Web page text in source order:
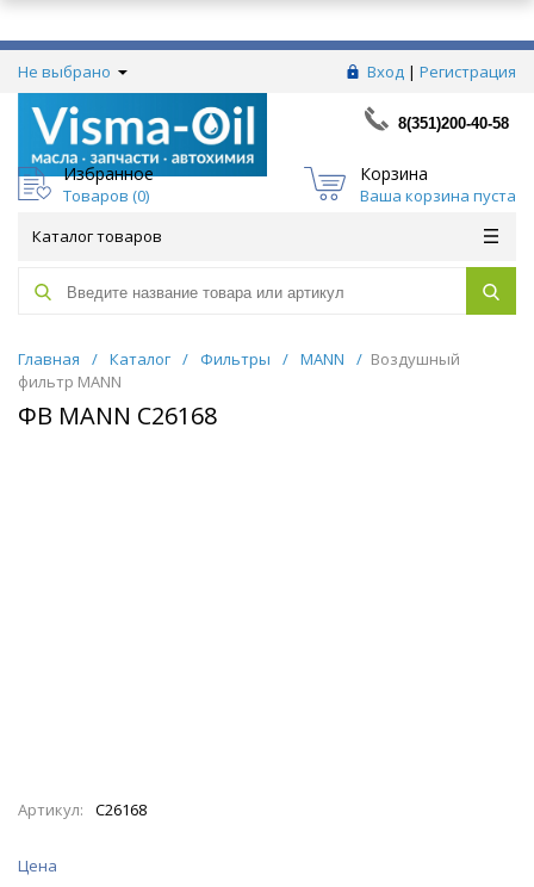
Не выбрано Вход | Регистрация
8(351)200-40-58
Избранное
Товаров (0)
Корзина
Ваша корзина пуста
Каталог товаров
Главная / Каталог / Фильтры / MANN / Воздушный
фильтр MANN
ФВ MANN C26168
Артикул: C26168
Цена